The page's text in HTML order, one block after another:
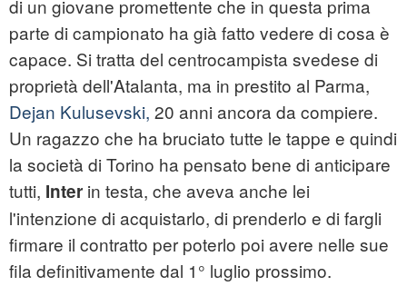
di un giovane promettente che in questa prima
parte di campionato ha già fatto vedere di cosa è
capace. Si tratta del centrocampista svedese di
proprietà dell'Atalanta, ma in prestito al Parma,
Dejan Kulusevski, 20 anni ancora da compiere.
Un ragazzo che ha bruciato tutte le tappe e quindi
la società di Torino ha pensato bene di anticipare
tutti, Inter in testa, che aveva anche lei
l'intenzione di acquistarlo, di prenderlo e di fargli
firmare il contratto per poterlo poi avere nelle sue
fila definitivamente dal 1° luglio prossimo.